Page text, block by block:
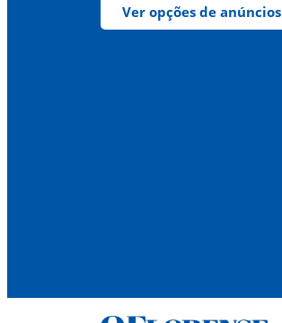
Ver opções de anúncios